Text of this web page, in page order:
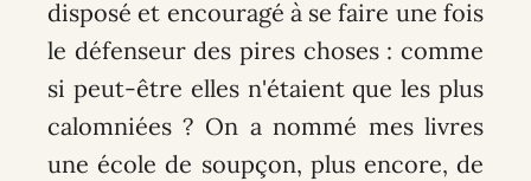
disposé et encouragé à se faire une fois
le défenseur des pires choses : comme
si peut-être elles n'étaient que les plus
calomniées ? On a nommé mes livres
une école de soupçon, plus encore, de